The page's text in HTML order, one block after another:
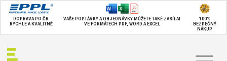
DOPRAVA PO ČR
RYCHLE A KVALITNĚ
VAŠE POPTÁVKY A OBJEDNÁVKY MŮŽETE TAKÉ ZASÍLAT
VE FORMÁTECH PDF, WORD A EXCEL
100%
BEZPEČNÝ
NÁKUP